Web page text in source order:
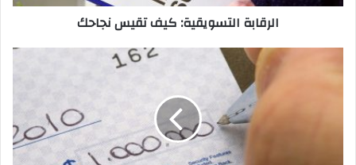
الرقابة التسويقية: كيف تقيس نجاحك